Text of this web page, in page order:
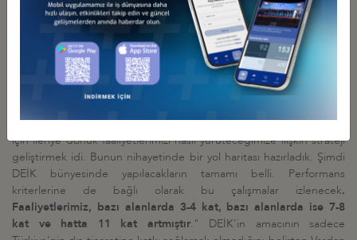
DEİK faaliyetlerinin nicelik ve nitelik bakımından gelişmesiyle
birlikte, reel sektörün DEİK'e ilgisinin arttığını belirten Vardan,
"DEİK'in üye tabanı, görevi aldığımız günden bu yana yaklaşık
yüzde 50 arttı" dedi. Ortak hedefin; küresel ekonomiye güçlü
entegrasyon olduğunu vurgulayan Vardan sözlerine şöyle devam
etti: "DEİK bünyesinde kurumsal yapının dönüşümü ile ilgili belki
yetkililerinin de katılımıyla hep birlikte gerçekleştirdik. O da DEİK
için ileriye dönük faaliyetlerimizi nasıl yürüteceğimize ilişkin strateji
geliştirmek idi. Bunun nihayetinde bir yol haritası hazırladık. Şimdi
DEİK bünyesinde yapılacakların tamamı belli. Performans
kriterlerine de bağlı olarak bu çalışmalar izlenecek.
Faaliyetlerimiz, bazı alanlarda 3-4 kat, bazı alanlarda ise 7-8
kat ve hatta 11 kat artmıştır." DEİK'in amacının sadece